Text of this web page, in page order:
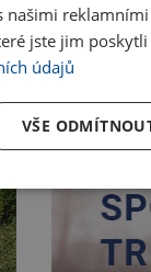
našimi
jste jim
údajů
VŠE